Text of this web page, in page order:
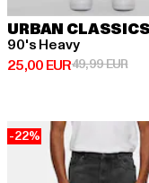
URBAN CLASSICS
90's Heavy
25,00 EUR
Derzeitiger Preis: 25,00
49,99 EUR
-22%